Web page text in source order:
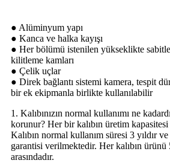
● Alüminyum yapı
● Kanca ve halka kayışı
● Her bölümü istenilen yükseklikte
kilitleme kamları
● Çelik uçlar
● Direk bağlantı sistemi kamera, tespit
bir ek ekipmanla birlikte kullanılabilir
1. Kalıbınızın normal kullanımı ne
korunur? Her bir kalıbın üretim
Kalıbın normal kullanım süresi 3 yıldır
garantisi verilmektedir. Her kalıbın
arasındadır.